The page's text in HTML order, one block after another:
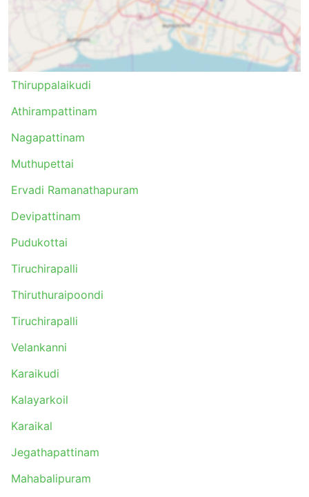
Thiruppalaikudi
Athirampattinam
Nagapattinam
Muthupettai
Ervadi Ramanathapuram
Devipattinam
Pudukottai
Tiruchirapalli
Thiruthuraipoondi
Tiruchirapalli
Velankanni
Karaikudi
Kalayarkoil
Karaikal
Jegathapattinam
Mahabalipuram